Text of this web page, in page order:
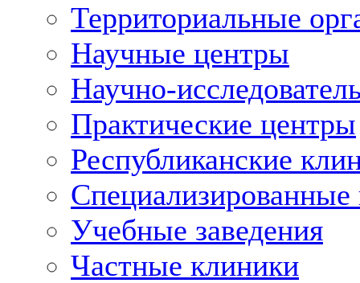
Территориальные
Научные центры
Научно-
Практические центры
Республиканские
Учебные заведения
Частные клиники